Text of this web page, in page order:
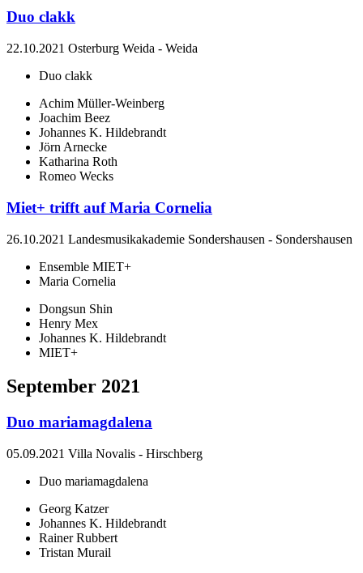
Duo clakk
22.10.2021 Osterburg Weida - Weida
Duo clakk
Achim Müller-Weinberg
Joachim Beez
Johannes K. Hildebrandt
Jörn Arnecke
Katharina Roth
Romeo Wecks
Miet+ trifft auf Maria Cornelia
26.10.2021 Landesmusikakademie Sondershausen - Sondershausen
Ensemble MIET+
Maria Cornelia
Dongsun Shin
Henry Mex
Johannes K. Hildebrandt
MIET+
September 2021
Duo mariamagdalena
05.09.2021 Villa Novalis - Hirschberg
Duo mariamagdalena
Georg Katzer
Johannes K. Hildebrandt
Rainer Rubbert
Tristan Murail